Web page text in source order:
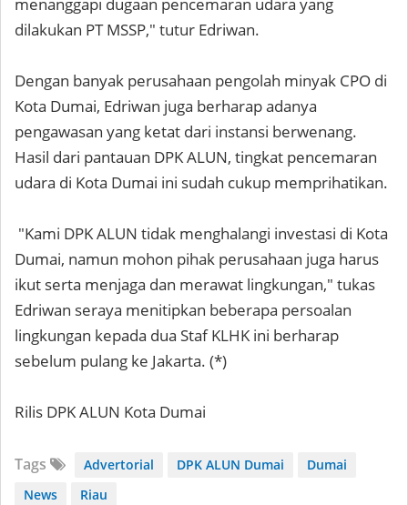
menanggapi dugaan pencemaran udara yang
dilakukan PT MSSP," tutur Edriwan.
Dengan banyak perusahaan pengolah minyak CPO di
Kota Dumai, Edriwan juga berharap adanya
pengawasan yang ketat dari instansi berwenang.
Hasil dari pantauan DPK ALUN, tingkat pencemaran
udara di Kota Dumai ini sudah cukup memprihatikan.
"Kami DPK ALUN tidak menghalangi investasi di Kota
Dumai, namun mohon pihak perusahaan juga harus
ikut serta menjaga dan merawat lingkungan," tukas
Edriwan seraya menitipkan beberapa persoalan
lingkungan kepada dua Staf KLHK ini berharap
sebelum pulang ke Jakarta. (*)
Rilis DPK ALUN Kota Dumai
Tags Advertorial DPK ALUN Dumai
Dumai
News
Riau